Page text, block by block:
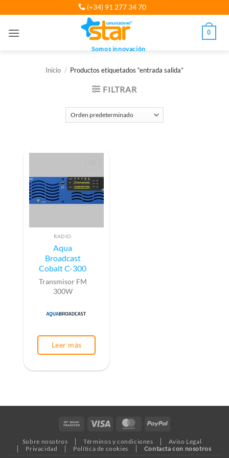
al
(+34) 91 277 34 70
Somos innovación
0
Inicio / Productos etiquetados “entrada salida”
FILTRAR
RADIO
Aqua
Broadcast
Cobalt C-300
Transmisor FM
300W
Leer más
Bank
Visa MasterCardPayPal
Sobre nosotros Términos y condiciones
Aviso Legal
Privacidad
Política de cookies Contacta con nosotros